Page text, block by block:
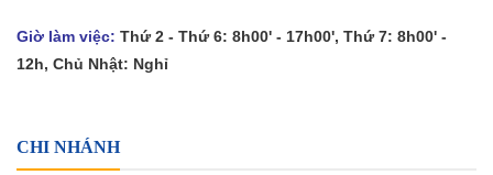
Giờ làm việc: Thứ 2 - Thứ 6: 8h00' - 17h00', Thứ 7: 8h00' -
12h, Chủ Nhật: Nghỉ
CHI NHÁNH